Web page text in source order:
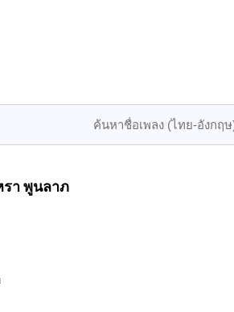
า พูนลาภ